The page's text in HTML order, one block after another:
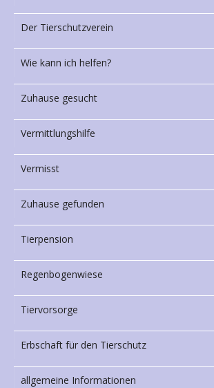
Der Tierschutzverein
Wie kann ich helfen?
Zuhause gesucht
Vermittlungshilfe
Vermisst
Zuhause gefunden
Tierpension
Regenbogenwiese
Tiervorsorge
Erbschaft für den Tierschutz
allgemeine Informationen